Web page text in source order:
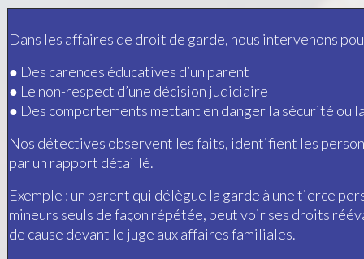
Dans les affaires de droit de garde, nous intervenons
● Des carences éducatives d’un parent
● Le non-respect d’une décision judiciaire
● Des comportements mettant en danger la sécurité ou
Nos détectives observent les faits, identifient les
par un rapport détaillé.
Exemple : un parent qui délègue la garde à une tierce
mineurs seuls de façon répétée, peut voir ses droits
de cause devant le juge aux affaires familiales.